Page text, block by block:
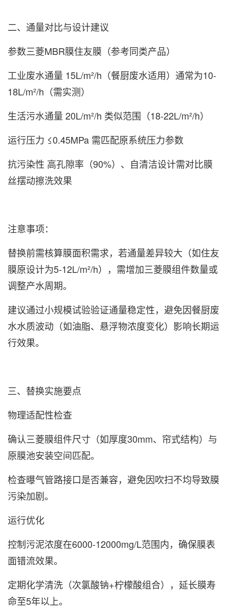
二、通量对比与设计建议
‌参数‌‌三菱MBR膜‌‌住友膜（参考同类产品）‌
工业废水通量 15L/m²/h（餐厨废水适用）通常为10-
18L/m²/h（需实测）
生活污水通量 20L/m²/h 类似范围（18-22L/m²/h）
运行压力 ≤0.45MPa 需匹配原系统压力参数
抗污染性 高孔隙率（90%）、自清洁设计需对比膜
丝摆动擦洗效果
注意事项‌：
替换前需核算‌膜面积需求‌，若通量差异较大（如住友
膜原设计为5-12L/m²/h），需增加三菱膜组件数量或
调整产水周期。
建议通过‌小规模试验‌验证通量稳定性，避免因餐厨废
水水质波动（如油脂、悬浮物浓度变化）影响长期运
行效果。
三、替换实施要点
‌物理适配性检查‌
确认三菱膜组件尺寸（如厚度30mm、帘式结构）与
原膜池安装空间匹配。
检查曝气管路接口是否兼容，避免因吹扫不均导致膜
污染加剧。
‌运行优化‌
控制污泥浓度在‌6000-12000mg/L‌范围内，确保膜表
面错流效果。
定期化学清洗（次氯酸钠+柠檬酸组合），延长膜寿
命至5年以上。